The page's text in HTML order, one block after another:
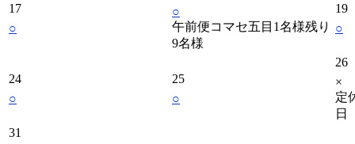
17
○
○
午前便コマセ五目1名様残り
9名様
19
○
24
○
25
○
26
×
定
日
31